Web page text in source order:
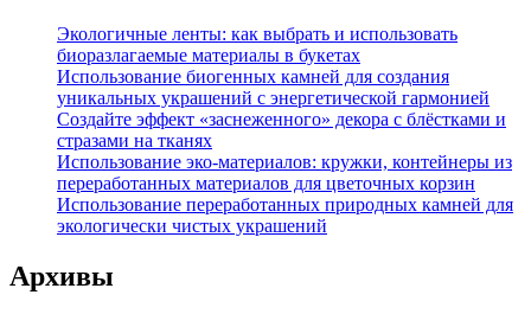
Экологичные ленты: как выбрать и использовать
биоразлагаемые материалы в букетах
Использование биогенных камней для создания
уникальных украшений с энергетической гармонией
Создайте эффект «заснеженного» декора с блёстками и
стразами на тканях
Использование эко-материалов: кружки, контейнеры из
переработанных материалов для цветочных корзин
Использование переработанных природных камней для
экологически чистых украшений
Архивы